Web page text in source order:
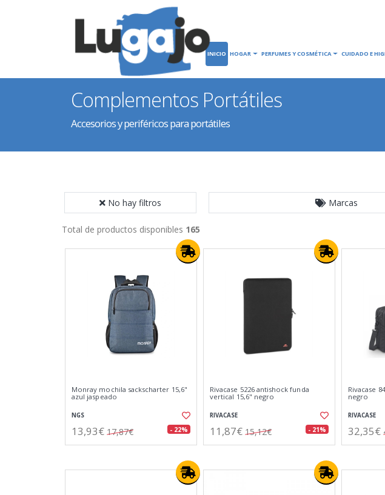
INICIO HOGAR PERFUMES Y COSMÉTICA CUIDADO E
Complementos Portátiles
Accesorios y periféricos para portátiles
No hay filtros Marcas
Total de productos disponibles 165
Monray mochila sackscharter 15,6"
azul jaspeado
NGS
13,93€ 17,87€ - 22%
Rivacase 5226 antishock funda
vertical 15,6" negro
RIVACASE
11,87€ 15,12€ - 21%
Rivacase
negro
RIVACASE
32,35€